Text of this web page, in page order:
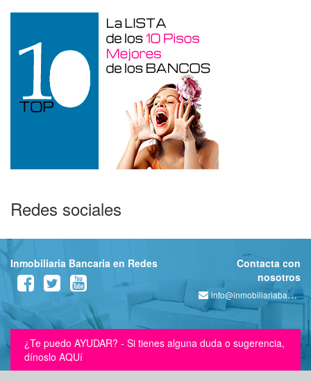
Redes sociales
Inmobiliaria Bancaria en Redes
Contacta con
nosotros
info@inmobiliariabancaria.com
¿Te puedo AYUDAR? - Si tienes alguna duda o sugerencia,
dínoslo AQUí